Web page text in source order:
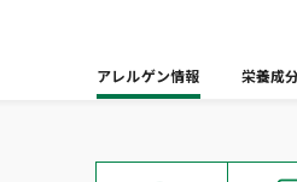
アレルゲン情報 栄養成